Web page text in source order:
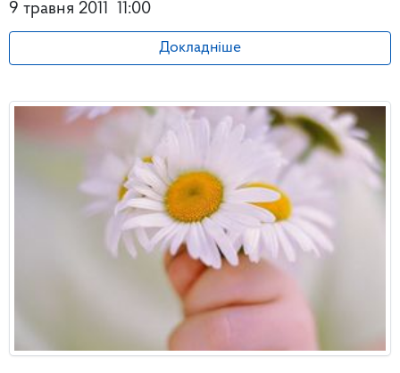
9 травня 2011
11:00
Докладніше